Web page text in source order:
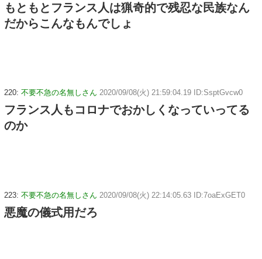
もともとフランス人は猟奇的で残忍な民族なん
だからこんなもんでしょ
220: 不要不急の名無しさん 2020/09/08(火) 21:59:04.19 ID:SsptGvcw0
フランス人もコロナでおかしくなっていってる
のか
223: 不要不急の名無しさん 2020/09/08(火) 22:14:05.63 ID:7oaExGET0
悪魔の儀式用だろ